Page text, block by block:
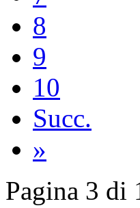
8
9
10
Succ.
»
Pagina 3 di